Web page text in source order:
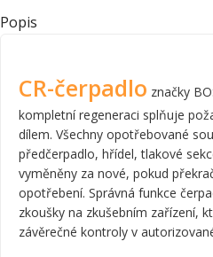
Popis
CR-čerpadlo značky
kompletní regeneraci splňuje
dílem. Všechny opotřebované
předčerpadlo, hřídel, tlakové
vyměněny za nové, pokud
opotřebení. Správná funkce
zkoušky na zkušebním zařízení,
závěrečné kontroly v